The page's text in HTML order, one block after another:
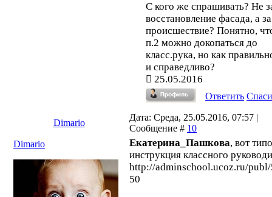
С кого же спрашивать? Не
восстановление фасада, а за
происшествие? Понятно,
п.2 можно докопаться до
класс.рука, но как
и справедливо?
25.05.2016
Ответить
Dimario
Дата: Среда, 25.05.2016, 07:57 |
Сообщение # 10
Dimario
Екатерина_Пашкова, вот
инструкция классного
http://adminschool.ucoz.ru/
50